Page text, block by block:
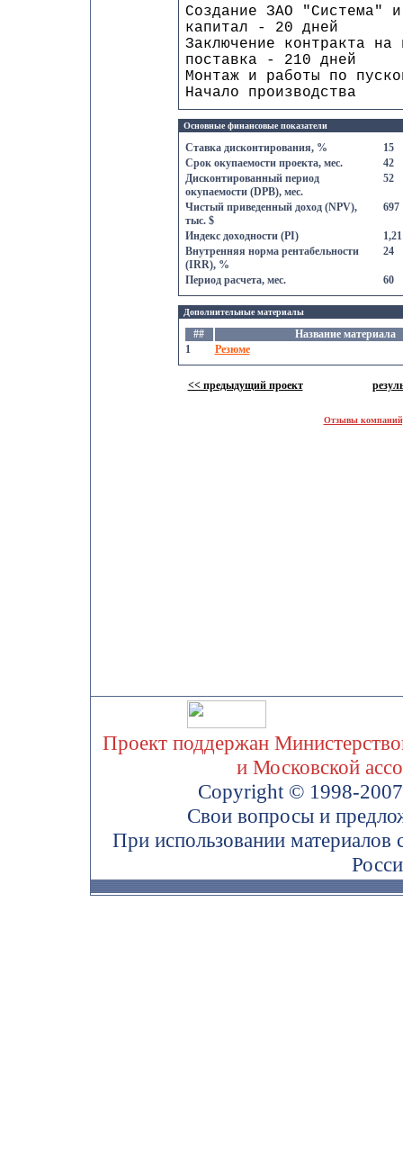
Создание ЗАО "Система"
капитал - 20 дней
Заключение контракта на
поставка - 210 дней
Монтаж и работы по
Начало производства
Основные финансовые показатели
Ставка дисконтирования, %
15
Срок окупаемости проекта, мес.
42
Дисконтированный период
окупаемости (DPB), мес.
52
Чистый приведенный доход (NPV),
тыс. $
697
Индекс доходности (PI)
1,21
Внутренняя норма рентабельности
(IRR), %
24
Период расчета, мес. 60
Дополнительные материалы
##
Название материала
1
Резюме
<< предыдущий проект
Отзывы
Проект поддержан
и Московской
Copyright © 1998-
Свои вопросы и
При использовании